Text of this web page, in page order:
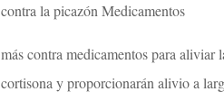
contra la picazón Medicamentos
más contra medicamentos para aliviar
cortisona y proporcionarán alivio a